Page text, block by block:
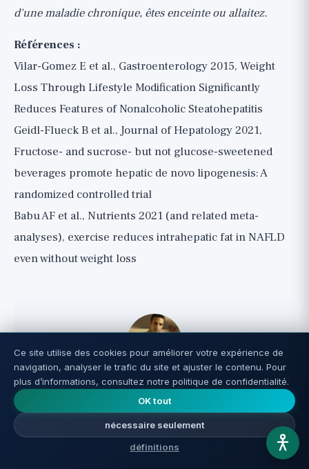
d'une maladie chronique, êtes enceinte ou allaitez.
Références :
Vilar-Gomez E et al., Gastroenterology 2015, Weight
Loss Through Lifestyle Modification Significantly
Reduces Features of Nonalcoholic Steatohepatitis
Geidl-Flueck B et al., Journal of Hepatology 2021,
Fructose- and sucrose- but not glucose-sweetened
beverages promote hepatic de novo lipogenesis: A
randomized controlled trial
Babu AF et al., Nutrients 2021 (and related meta-
analyses), exercise reduces intrahepatic fat in NAFLD
even without weight loss
Nir Nagar
Nir Nagar, fondateur et rédacteur de Reverse Aging
et biohacker fort de plus de 20 ans d'expérience
compléments et l'optimisation de la santé. Il étudie
Ce site utilise des cookies pour améliorer votre expérience de
navigation, analyser le trafic du site et ajuster le contenu. Pour
plus d’informations, consultez notre politique de confidentialité.
OK tout
nécessaire seulement
définitions